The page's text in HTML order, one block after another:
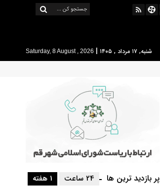
شنبه, ۱۷ مرداد , ۱۴۰۵ |
Saturday, 8 August , 2026
پر بازدید ترین ها 1 هفته 24 ساعت